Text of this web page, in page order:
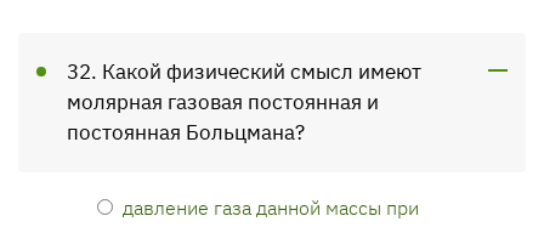
32. Какой физический смысл имеют
молярная газовая постоянная и
постоянная Больцмана?
давление газа данной массы при